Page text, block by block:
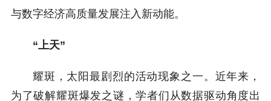
与数字经济高质量发展注入新动能。
“上天”
耀斑，太阳最剧烈的活动现象之一。近年来，
为了破解耀斑爆发之谜，学者们从数据驱动角度出